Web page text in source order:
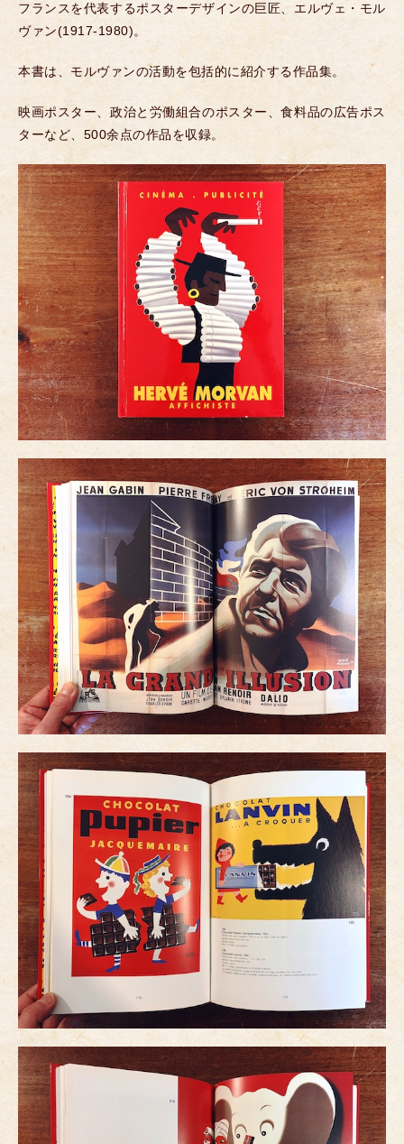
フランスを代表するポスターデザインの巨匠、エルヴェ・モル
ヴァン(1917-1980)。
本書は、モルヴァンの活動を包括的に紹介する作品集。
映画ポスター、政治と労働組合のポスター、食料品の広告ポス
ターなど、500余点の作品を収録。